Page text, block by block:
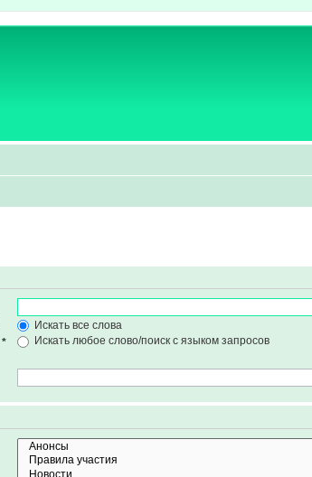
*
Искать все слова
Искать любое слово/поиск с языком запросов